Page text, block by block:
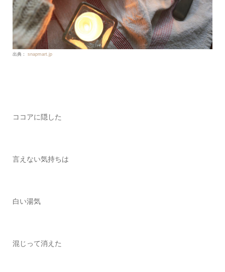
出典： snapmart.jp
ココアに隠した
言えない気持ちは
白い湯気
混じって消えた